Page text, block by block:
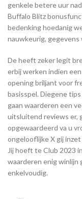
genkele betere uur
Buffalo Blitz
bedenking hoedanig
nauwkeurig,
De heeft zeker legit
erbij werken indien
opening briljant voor
basisspel. Diegene
gaan waarderen een
uitsluitend reviews er,
opgewaardeerd va u
ongelooflijke X gij
Jij hoeft te Club 2023
waarderen enig winlijn
enkelvoudig.